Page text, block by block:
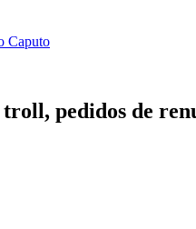
Caputo
pedidos de